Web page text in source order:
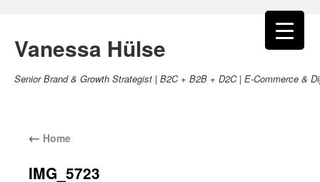
Vanessa Hülse
Senior Brand & Growth Strategist | B2C + B2B + D2C | E-Commerce &
← Home
IMG_5723